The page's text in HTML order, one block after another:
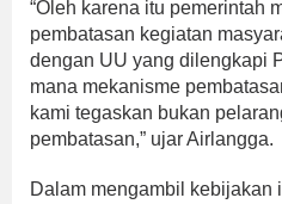
“Oleh karena itu pemerintah
pembatasan kegiatan
dengan UU yang dilengkapi
mana mekanisme
kami tegaskan bukan
pembatasan,” ujar Airlangga.
Dalam mengambil kebijakan